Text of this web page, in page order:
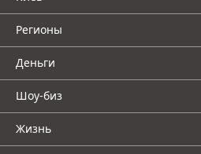
Регионы
Деньги
Шоу-биз
Жизнь